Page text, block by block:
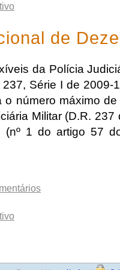
de
da Polícia
237, Série I de 2009-
o número máximo
Militar (D.R. 237
(nº 1 do artigo 57